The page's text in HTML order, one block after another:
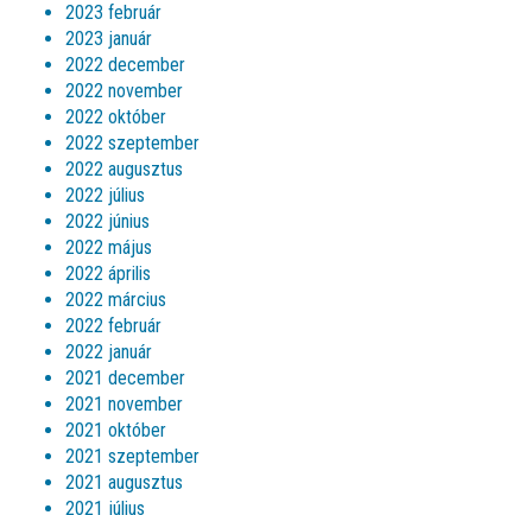
2023 február
2023 január
2022 december
2022 november
2022 október
2022 szeptember
2022 augusztus
2022 július
2022 június
2022 május
2022 április
2022 március
2022 február
2022 január
2021 december
2021 november
2021 október
2021 szeptember
2021 augusztus
2021 július